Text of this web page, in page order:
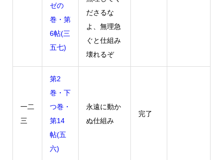
ゼの
巻・第
6帖(三
五七)
ださるな
よ、無理急
ぐと仕組み
壊れるぞ
一二
三
第2
巻・下
つ巻・
第14
帖(五
六)
永遠に動か
ぬ仕組み
完了